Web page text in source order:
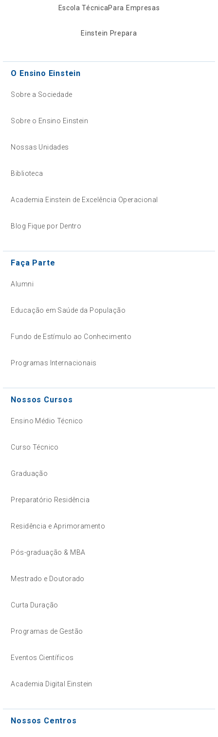
Escola TécnicaPara Empresas
Einstein Prepara
O Ensino Einstein
Sobre a Sociedade
Sobre o Ensino Einstein
Nossas Unidades
Biblioteca
Academia Einstein de Excelência Operacional
Blog Fique por Dentro
Faça Parte
Alumni
Educação em Saúde da População
Fundo de Estímulo ao Conhecimento
Programas Internacionais
Nossos Cursos
Ensino Médio Técnico
Curso Técnico
Graduação
Preparatório Residência
Residência e Aprimoramento
Pós-graduação & MBA
Mestrado e Doutorado
Curta Duração
Programas de Gestão
Eventos Científicos
Academia Digital Einstein
Nossos Centros